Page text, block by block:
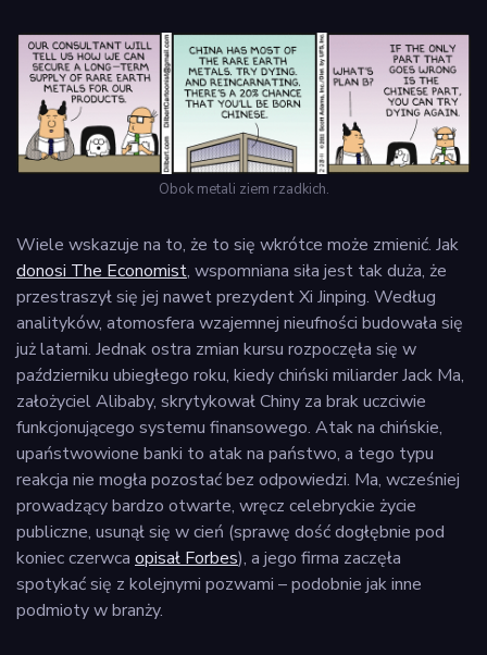
Obok metali ziem rzadkich.
Wiele wskazuje na to, że to się wkrótce może zmienić. Jak
donosi The Economist, wspomniana siła jest tak duża, że
przestraszył się jej nawet prezydent Xi Jinping. Według
analityków, atomosfera wzajemnej nieufności budowała się
już latami. Jednak ostra zmian kursu rozpoczęła się w
październiku ubiegłego roku, kiedy chiński miliarder Jack Ma,
założyciel Alibaby, skrytykował Chiny za brak uczciwie
funkcjonującego systemu finansowego. Atak na chińskie,
upaństwowione banki to atak na państwo, a tego typu
reakcja nie mogła pozostać bez odpowiedzi. Ma, wcześniej
prowadzący bardzo otwarte, wręcz celebryckie życie
publiczne, usunął się w cień (sprawę dość dogłębnie pod
koniec czerwca opisał Forbes), a jego firma zaczęła
spotykać się z kolejnymi pozwami – podobnie jak inne
podmioty w branży.